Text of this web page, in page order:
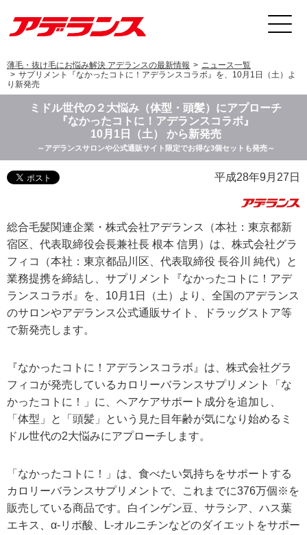
薄毛・抜け毛にお悩み解決 アデランスの最新情報
ニュース一覧
サプリメント『なかったコトに！アデランスコラボ』を、10月1日（土）よ
り新発売
ミドル世代の２大悩み（体型・頭髪）にアプローチ
『なかったコトに！アデランスコラボ』
10月1日（土） から新発売
～アデランスサロンや公式通販サイト限定でお得な3個セットも発売～
平成28年9月27日
総合毛髪関連企業・株式会社アデランス（本社：東京都新
宿区、代表取締役会長兼社長 根本 信男）は、株式会社グラ
フィコ（本社：東京都品川区、代表取締役 長谷川 純代）と
業務提携を締結し、サプリメント『なかったコトに！アデ
ランスコラボ』を、10月1日（土）より、全国のアデランス
のサロンやアデランス公式通販サイト、ドラッグストア等
で新発売します。
『なかったコトに！アデランスコラボ』は、株式会社グラ
フィコが発売しているカロリーバランスサプリメント「な
かったコトに！」に、ヘアケアサポート成分を追加し、
「体型」と「頭髪」という見た目年齢が気になり始めるミ
ドル世代の2大悩みにアプローチします。
「なかったコトに！」は、食べたい気持ちをサポートする
カロリーバランスサプリメントで、これまでに376万個※を
販売している商品です。白インゲン豆、サラシア、ハス葉
エキス、α-リポ酸、L-オルニチンなどのダイエットをサポー